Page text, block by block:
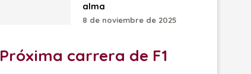
alma
8 de noviembre de 2025
Próxima carrera de F1